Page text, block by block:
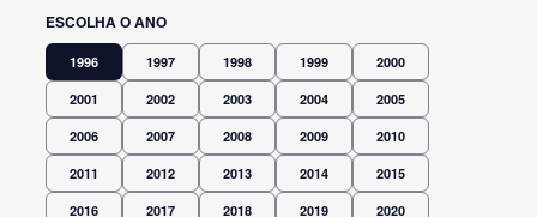
ESCOLHA O ANO
1996 1997 1998 1999 2000
2001 2002 2003 2004 2005
2006 2007 2008 2009 2010
2011 2012 2013 2014 2015
2016 2017 2018 2019 2020